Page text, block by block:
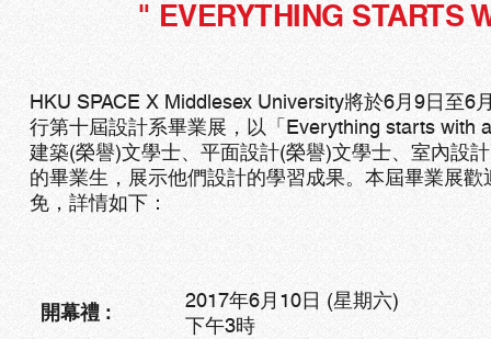
" EVERYTHING STARTS
HKU SPACE X Middlesex University將於6月9日至6
行第十屆設計系畢業展，以「Everything starts with
建築(榮譽)文學士、平面設計(榮譽)文學士、室內設
的畢業生，展示他們設計的學習成果。本屆畢業展
免，詳情如下：
開幕禮 :
2017年6月10日 (星期六)
下午3時